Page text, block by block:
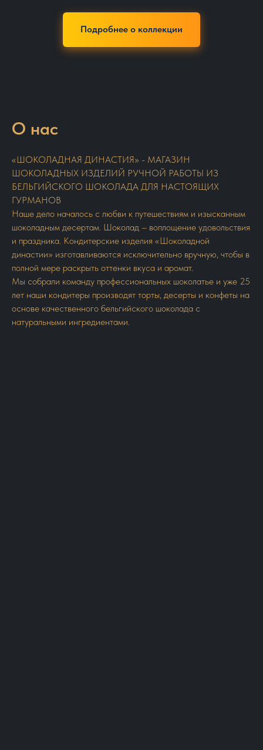
Подробнее о коллекции
О нас
«ШОКОЛАДНАЯ ДИНАСТИЯ» - МАГАЗИН
ШОКОЛАДНЫХ ИЗДЕЛИЙ РУЧНОЙ РАБОТЫ ИЗ
БЕЛЬГИЙСКОГО ШОКОЛАДА ДЛЯ НАСТОЯЩИХ
ГУРМАНОВ
Наше дело началось с любви к путешествиям и изысканным
шоколадным десертам. Шоколад – воплощение удовольствия
и праздника. Кондитерские изделия «Шоколадной
династии» изготавливаются исключительно вручную, чтобы в
полной мере раскрыть оттенки вкуса и аромат.
Мы собрали команду профессиональных шоколатье и уже 25
лет наши кондитеры производят торты, десерты и конфеты на
основе качественного бельгийского шоколада с
натуральными ингредиентами.